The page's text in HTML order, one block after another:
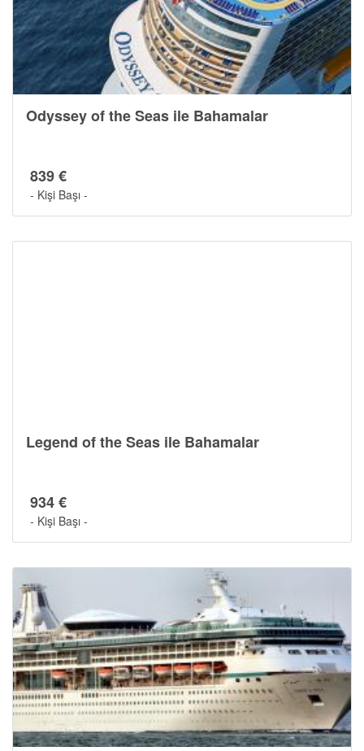
Odyssey of the Seas ile Bahamalar
839 €
- Kişi Başı -
Legend of the Seas ile Bahamalar
934 €
- Kişi Başı -